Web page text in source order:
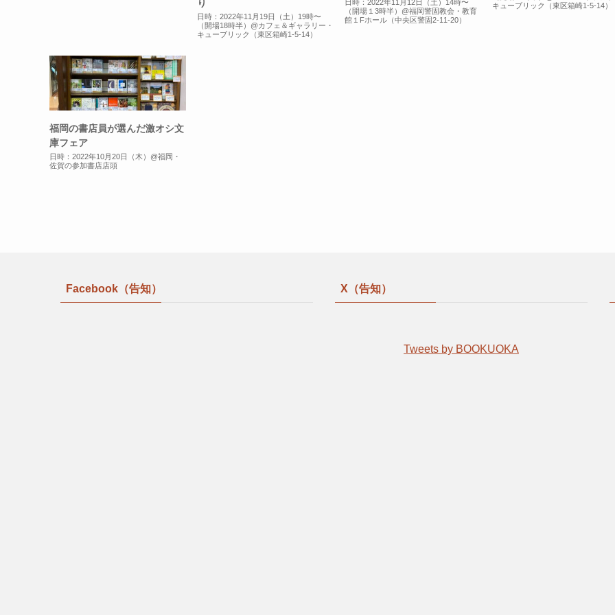
り
日時：2022年11月19日（土）19時〜
（開場18時半）@カフェ＆ギャラリー・
キューブリック（東区箱崎1-5-14）
日時：2022年11月12日（土）14時〜
（開場１3時半）@福岡警固教会・教育
館１Fホール（中央区警固2-11-20）
キューブリック（東区箱崎1-5-14）
福岡の書店員が選んだ激オシ文
庫フェア
日時：2022年10月20日（木）@福岡・
佐賀の参加書店店頭
Facebook（告知） X（告知）
Tweets by BOOKUOKA